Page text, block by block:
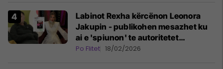
Labinot Rexha kërcënon Leonora
Jakupin - publikohen mesazhet ku
ai e 'spiunon' te autoritetet
zvicerane se nuk ka vizë pune
Po Flitet 18/02/2026